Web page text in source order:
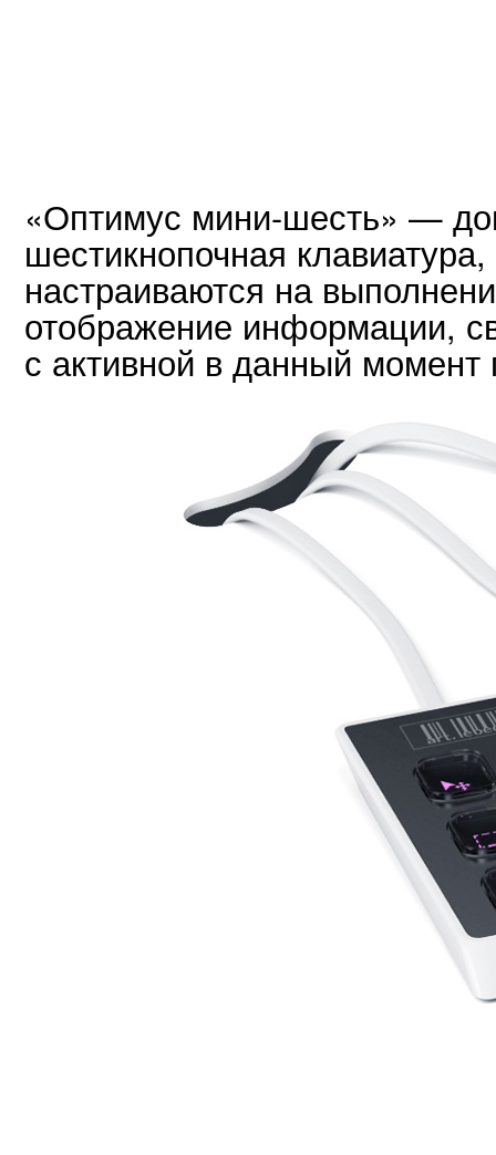
«Оптимус мини-шесть» —
шестикнопочная
настраиваются на
отображение информации,
с активной в данный момент